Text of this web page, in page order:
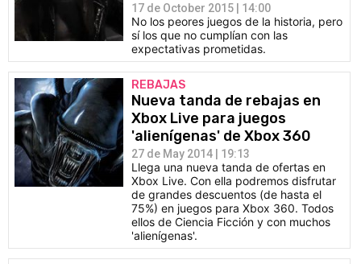
17 de October 2015 | 14:00
No los peores juegos de la historia, pero
sí los que no cumplían con las
expectativas prometidas.
REBAJAS
Nueva tanda de rebajas en
Xbox Live para juegos
'alienígenas' de Xbox 360
27 de May 2014 | 19:13
Llega una nueva tanda de ofertas en
Xbox Live. Con ella podremos disfrutar
de grandes descuentos (de hasta el
75%) en juegos para Xbox 360. Todos
ellos de Ciencia Ficción y con muchos
'alienígenas'.